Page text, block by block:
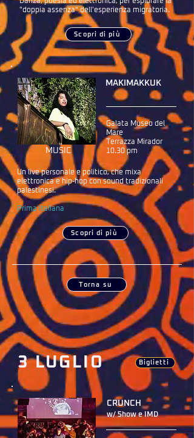
"doppia assenza" dell'esperienza migratoria.
Scopri di più
MUSIC
MAKIMAKKUK
Galata Museo del
Mare
Terrazza Mirador
10.30 pm
Un live personale e politico, che mixa
elettronica e hip-hop con sound tradizionali
palestinesi.
Prima italiana
Scopri di più
Torna su
3 LUGLIO Biglietti
CRUNCH
w/ 5how e IMD